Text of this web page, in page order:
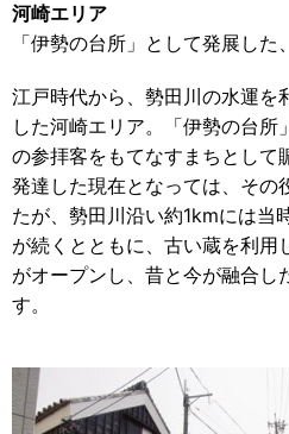
河崎エリア
「伊勢の台所」として発展した
江戸時代から、勢田川の水運を
した河崎エリア。「伊勢の台
の参拝客をもてなすまちとして
発達した現在となっては、その
たが、勢田川沿い約1kmには当
が続くとともに、古い蔵を利用
がオープンし、昔と今が融合し
す。